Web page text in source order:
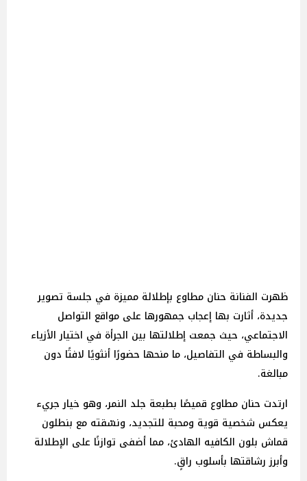
ظهرت الفنانة حنان مطاوع بإطلالة مميزة في جلسة تصوير
جديدة، أثارت بها إعجاب جمهورها على مواقع التواصل
الاجتماعي، حيث جمعت إطلالتها بين الجرأة في اختيار الأزياء
والبساطة في التفاصيل، ما منحها حضورًا أنثويًا لافتًا دون
مبالغة.
ارتدت حنان مطاوع قميصًا بطبعة جلد النمر، وهو خيار جريء
يعكس شخصية قوية ومحبة للتجديد، ونسّقته مع بنطلون
قماش بلون الكافيه الهادئ، مما أضفى توازنًا على الإطلالة
وأبرز رشاقتها بأسلوب راقٍ.